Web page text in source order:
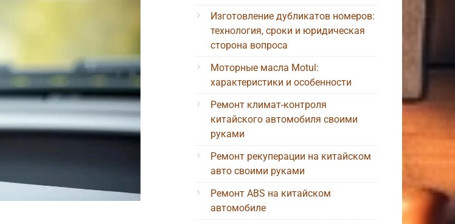
Изготовление дубликатов номеров:
технология, сроки и юридическая
сторона вопроса
Моторные масла Motul:
характеристики и особенности
Ремонт климат-контроля
китайского автомобиля своими
руками
Ремонт рекуперации на китайском
авто своими руками
Ремонт ABS на китайском
автомобиле